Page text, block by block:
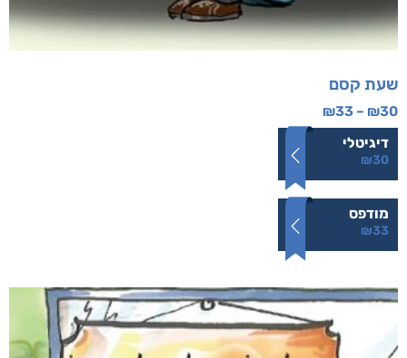
שעת קסם
₪30
–
₪33
דיגיטלי
₪30
מודפס
₪33